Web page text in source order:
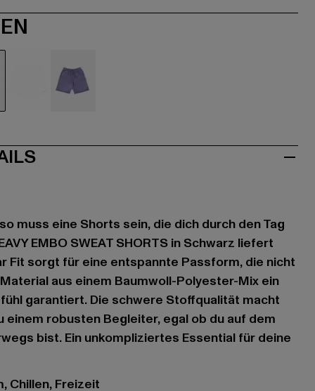
muss eine Shorts sein, die dich durch den Tag
EMBO SWEAT SHORTS in Schwarz liefert
Fit sorgt für eine entspannte Passform, die nicht
aus einem Baumwoll-Polyester-Mix ein
garantiert. Die schwere Stoffqualität macht
einem robusten Begleiter, egal ob du auf dem
bist. Ein unkompliziertes Essential für deine
Chillen, Freizeit